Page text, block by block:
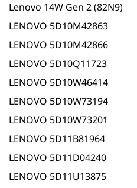
Lenovo 14W Gen 2 (82N9)
LENOVO 5D10M42863
LENOVO 5D10M42866
LENOVO 5D10Q11723
LENOVO 5D10W46414
LENOVO 5D10W73194
LENOVO 5D10W73201
LENOVO 5D11B81964
LENOVO 5D11D04240
LENOVO 5D11U13875